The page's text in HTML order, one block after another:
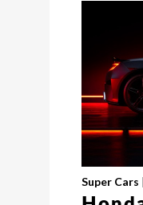
Super Cars